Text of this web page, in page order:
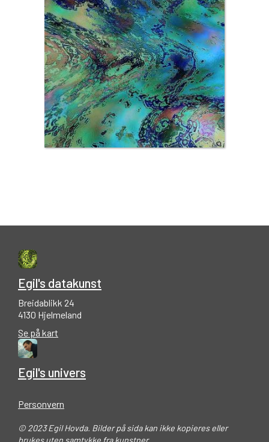
Egil's datakunst
Breidablikk 24
4130 Hjelmeland
Se på kart
Egil's univers
Personvern
© 2023 Egil Hovda. Bilder på sida kan ikke kopieres eller
brukes uten samtykke fra kunstner.